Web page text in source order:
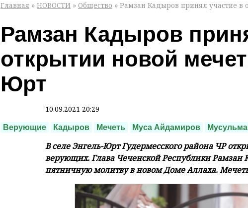
Главная » НОВОСТИ » Общество » Рамзан Кадыров принял участие в
Рамзан Кадыров
открытии новой
Юрт
10.09.2021 20:29
Верующие Кадыров Мечеть Муса Айдамиров
В селе Энгель-Юрт Гудермесского района ЧР
верующих. Глава Чеченской Республики Рамзан
пятничную молитву в новом Доме Аллаха.